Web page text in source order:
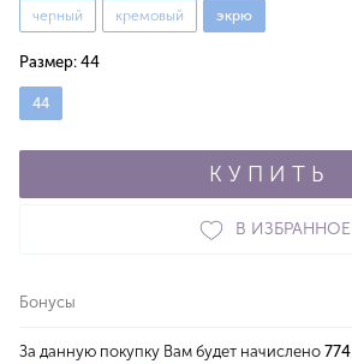
черный кремовый экрю
Размер: 44
44
КУПИТЬ
В ИЗБРАННОЕ
Бонусы
За данную покупку Вам будет начислено 774